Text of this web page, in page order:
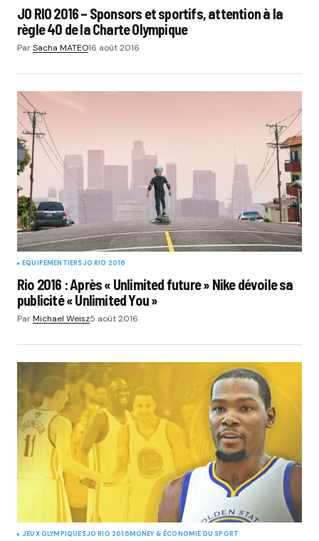
JO RIO 2016 – Sponsors et sportifs, attention à la
règle 40 de la Charte Olympique
ParSacha MATEO16 août 2016
EQUIPEMENTIERSJO RIO 2016
Rio 2016 : Après « Unlimited future » Nike dévoile sa
publicité « Unlimited You »
ParMichael Weisz5 août 2016
JEUX OLYMPIQUESJO RIO 2016MONEY & ÉCONOMIE DU SPORT